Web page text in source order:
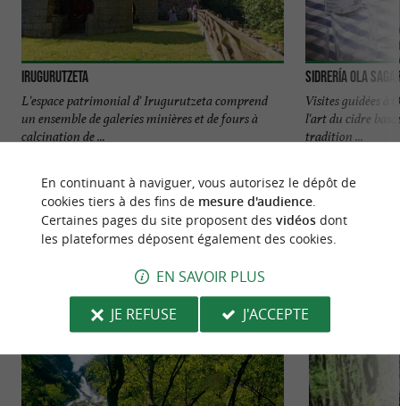
Irugurutzeta
L'espace patrimonial d' Irugurutzeta comprend
un ensemble de galeries minières et de fours à
calcination de ...
Sidrería Ola
Visites guidées à
l'art du cidre
tradition ...
VOUS AIMEREZAUSSI
En continuant à naviguer, vous autorisez le dépôt de
cookies tiers à des fins de mesure d'audience.
Certaines pages du site proposent des vidéosdont
les plateformes déposent également des cookies.
EN SAVOIR PLUS
JE REFUSE
J'ACCEPTE